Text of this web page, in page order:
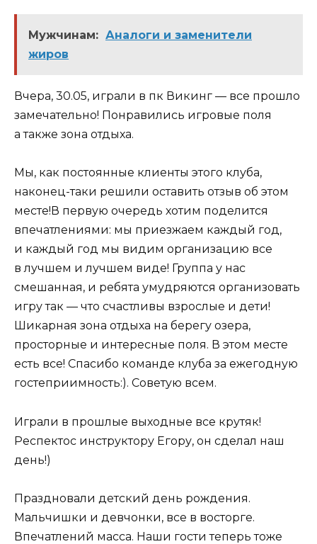
Мужчинам: Аналоги и заменители
жиров
Вчера, 30.05, играли в пк Викинг — все прошло
замечательно! Понравились игровые поля
а также зона отдыха.
Мы, как постоянные клиенты этого клуба,
наконец-таки решили оставить отзыв об этом
месте!В первую очередь хотим поделится
впечатлениями: мы приезжаем каждый год,
и каждый год мы видим организацию все
в лучшем и лучшем виде! Группа у нас
смешанная, и ребята умудряются организовать
игру так — что счастливы взрослые и дети!
Шикарная зона отдыха на берегу озера,
просторные и интересные поля. В этом месте
есть все! Спасибо команде клуба за ежегодную
гостеприимность:). Советую всем.
Играли в прошлые выходные все крутяк!
Респектос инструктору Егору, он сделал наш
день!)
Праздновали детский день рождения.
Мальчишки и девчонки, все в восторге.
Впечатлений масса. Наши гости теперь тоже